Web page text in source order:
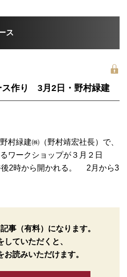
ス
ス作り 3月2日・野村緑建
村緑建㈱（野村靖宏社長）で、
ワークショップが３月２日
後2時から開かれる。 2月から3
事（有料）になります。
していただくと、
お読みいただけます。